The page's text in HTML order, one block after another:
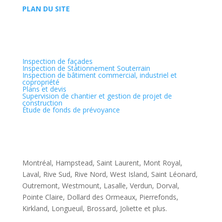
PLAN DU SITE
Inspection de façades
Inspection de Stationnement Souterrain
Inspection de bâtiment commercial, industriel et
copropriété
Plans et devis
Supervision de chantier et gestion de projet de
construction
Étude de fonds de prévoyance
Montréal, Hampstead, Saint Laurent, Mont­ Royal,
Laval, Rive Sud, Rive­ Nord, West ­Island, Saint ­Léonard,
Outremont, Westmount, Lasalle, Verdun, Dorval,
Pointe ­Claire, Dollard des­ Ormeaux, Pierrefonds,
Kirkland, Longueuil, Brossard, Joliette et plus.